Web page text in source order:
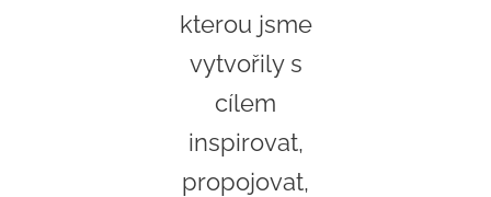
kterou jsme
vytvořily s
cílem
inspirovat,
propojovat,